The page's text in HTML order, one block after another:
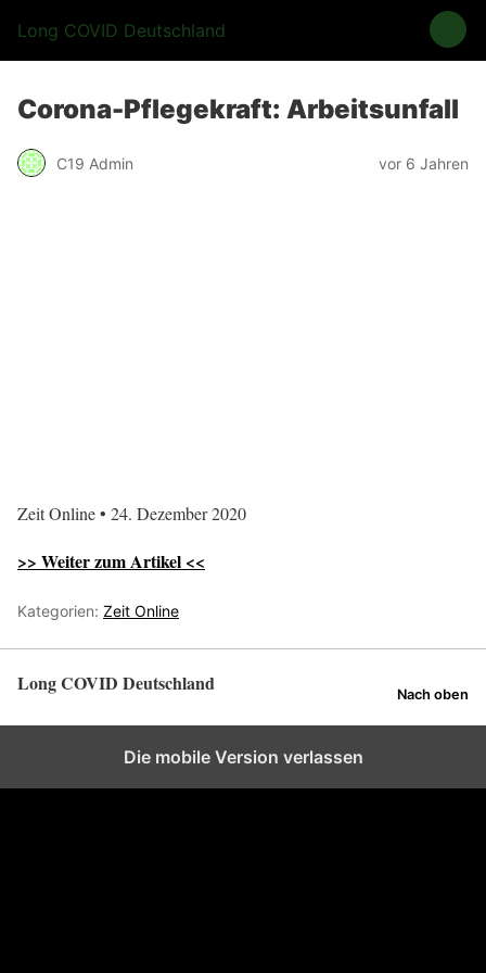
Long COVID Deutschland
Corona-Pflegekraft: Arbeitsunfall
C19 Admin vor 6 Jahren
Zeit Online • 24. Dezember 2020
>> Weiter zum Artikel <<
Kategorien: Zeit Online
Long COVID Deutschland Nach oben
Die mobile Version verlassen